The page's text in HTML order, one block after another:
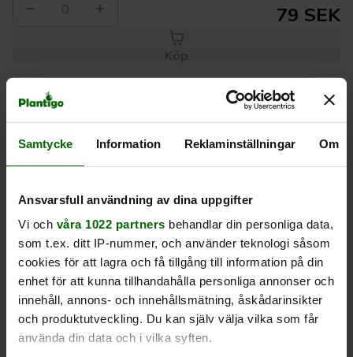
Samtycke Information Reklaminställningar Om
Ansvarsfull användning av dina uppgifter
Vi och våra 1022 partners behandlar din personliga data,
som t.ex. ditt IP-nummer, och använder teknologi såsom
cookies för att lagra och få tillgång till information på din
enhet för att kunna tillhandahålla personliga annonser och
innehåll, annons- och innehållsmätning, åskådarinsikter
och produktutveckling. Du kan själv välja vilka som får
använda din data och i vilka syften.
0 79 SEK
Köp
Leverans 1-
3 dagar
Kvalitet till
rätt pris
Eget lager allt i
en leverans
Produktrecensioner
Liknande produkter